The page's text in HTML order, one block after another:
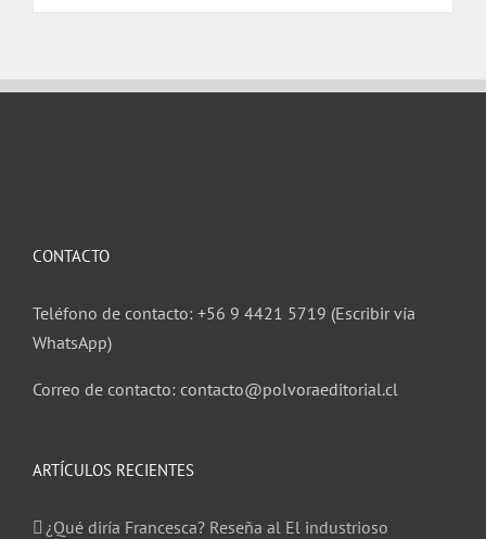
CONTACTO
Teléfono de contacto: +56 9 4421 5719 (Escribir vía
WhatsApp)
Correo de contacto: contacto@polvoraeditorial.cl
ARTÍCULOS RECIENTES
¿Qué diría Francesca? Reseña al El industrioso